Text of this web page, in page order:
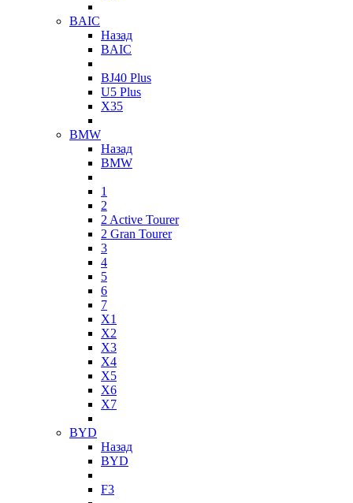
BAIC
Назад
BAIC
BJ40 Plus
U5 Plus
X35
BMW
Назад
BMW
1
2
2 Active Tourer
2 Gran Tourer
3
4
5
6
7
X1
X2
X3
X4
X5
X6
X7
BYD
Назад
BYD
F3